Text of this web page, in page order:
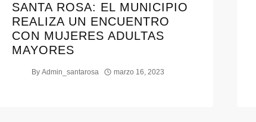
SANTA ROSA: EL MUNICIPIO
REALIZA UN ENCUENTRO
CON MUJERES ADULTAS
MAYORES
By Admin_santarosa marzo 16, 2023